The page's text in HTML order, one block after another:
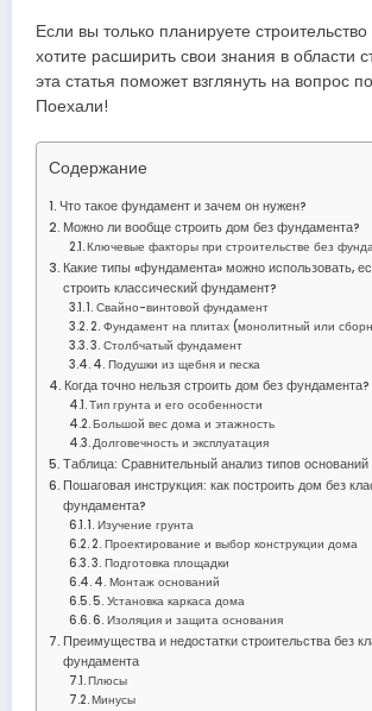
Если вы только планируете
хотите расширить свои знания в области
эта статья поможет взглянуть на вопрос
Поехали!
Содержание
Что такое фундамент и зачем он нужен?
Можно ли вообще строить дом без фундамента?
Ключевые факторы при строительстве без
Какие типы «фундамента» можно использовать,
строить классический фундамент?
1. Свайно-винтовой фундамент
2. Фундамент на плитах (монолитный или
3. Столбчатый фундамент
4. Подушки из щебня и песка
Когда точно нельзя строить дом без фундамента?
Тип грунта и его особенности
Большой вес дома и этажность
Долговечность и эксплуатация
Таблица: Сравнительный анализ типов
Пошаговая инструкция: как построить дом без
фундамента?
1. Изучение грунта
2. Проектирование и выбор конструкции дома
3. Подготовка площадки
4. Монтаж оснований
5. Установка каркаса дома
6. Изоляция и защита основания
Преимущества и недостатки строительства без
фундамента
Плюсы
Минусы